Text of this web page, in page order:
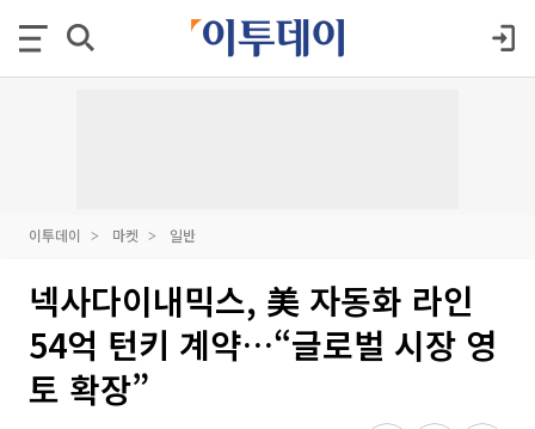
이투데이 마켓 일반
넥사다이내믹스, 美 자동화 라인
54억 턴키 계약…“글로벌 시장 영
토 확장”